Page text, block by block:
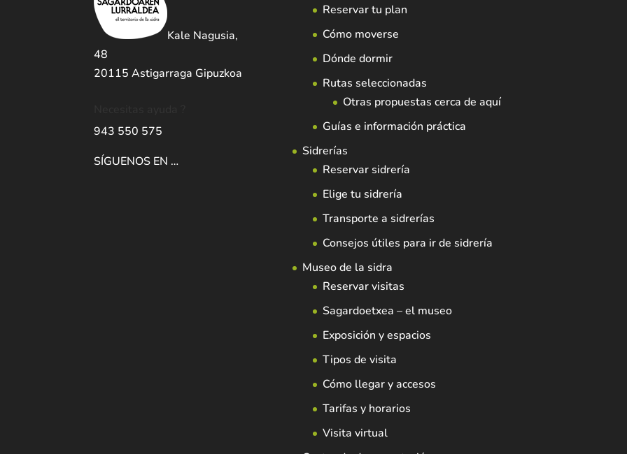
Kale Nagusia,
48
20115 Astigarraga Gipuzkoa
943 550 575
SÍGUENOS EN …
Reservar tu plan
Cómo moverse
Dónde dormir
Rutas seleccionadas
Otras propuestas cerca de aquí
Guías e información práctica
Sidrerías
Reservar sidrería
Elige tu sidrería
Transporte a sidrerías
Consejos útiles para ir de sidrería
Museo de la sidra
Reservar visitas
Sagardoetxea – el museo
Exposición y espacios
Tipos de visita
Cómo llegar y accesos
Tarifas y horarios
Visita virtual